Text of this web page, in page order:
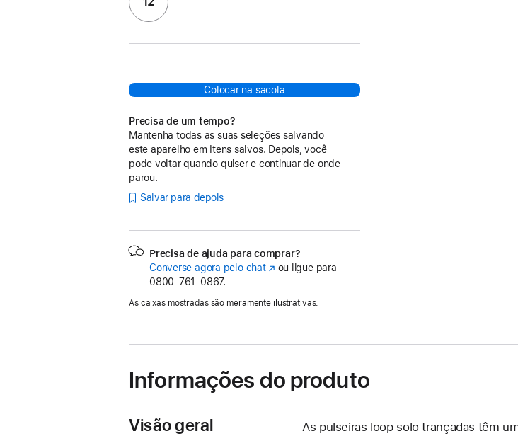
Colocar na sacola
Precisa de um tempo?
Mantenha todas as suas seleções salvando
este aparelho em Itens salvos. Depois, você
pode voltar quando quiser e continuar de onde
parou.
Salvar para depois
Precisa de ajuda para comprar?
Converse agora pelo chat(o
em
ou ligue para
0800-761-0867.
As caixas mostradas são meramente ilustrativas.
Informações do produto
Visão geral
As pulseiras loop solo trançadas têm